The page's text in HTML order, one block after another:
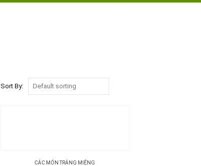
Sort By:
CÁC MÓN TRÁNG MIỆNG